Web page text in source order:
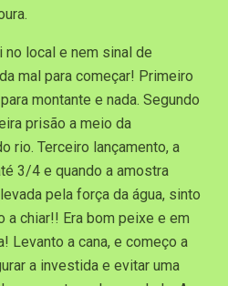
local e nem sinal de
mal para começar! Primeiro
montante e nada. Segundo
prisão a meio da
rio. Terceiro lançamento, a
3/4 e quando a amostra
pela força da água, sinto
a chiar!! Era bom peixe e em
Levanto a cana, e começo a
a investida e evitar uma